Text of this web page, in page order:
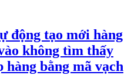
động tạo mới hàng
không tìm thấy
hàng bằng mã vạch